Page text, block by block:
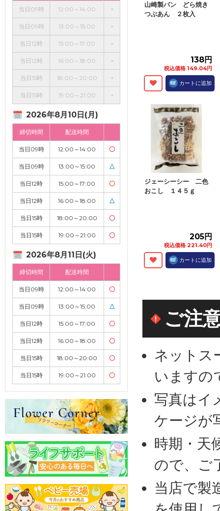
当日09時 12:00～14:00 ×
当日09時 13:00～15:00 ×
当日12時 15:00～17:00 ×
当日12時 16:00～18:00 ×
当日15時 18:00～20:00 ×
当日15時 19:00～21:00 ×
2026年8月10日(月)
締切時間 配送時間
当日09時 12:00～14:00 〇
当日09時 13:00～15:00 △
当日12時 15:00～17:00 〇
当日12時 16:00～18:00 △
当日15時 18:00～20:00 〇
当日15時 19:00～21:00 〇
2026年8月11日(火)
締切時間 配送時間
当日09時 12:00～14:00 〇
当日09時 13:00～15:00 △
当日12時 15:00～17:00 〇
当日12時 16:00～18:00 〇
当日15時 18:00～20:00 〇
当日15時 19:00～21:00 〇
山崎製パン どら焼き
つぶあん ２枚入
138円
税込価格 149.04円
カートに追加
ジェーシーシー 二色
おこし １４５ｇ
205円
税込価格 221.40円
カートに追加
ご注
ネットス
いますの
写真はイ
ケージが
時期・天
ので、ご
当店で製